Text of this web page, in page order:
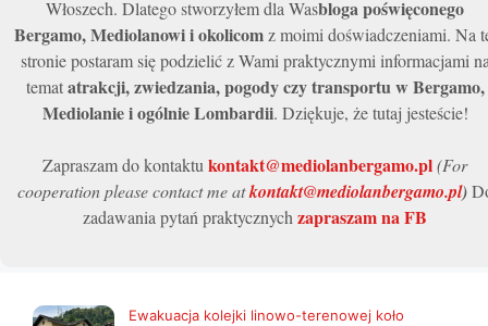
Włoszech. Dlatego stworzyłem dla Wasbloga poświęconego
Bergamo, Mediolanowi i okolicomz moimi doświadczeniami. Na
stronie postaram się podzielić z Wami praktycznymi informacjami
tematatrakcji, zwiedzania, pogody czy transportu w Bergamo,
Mediolanie i ogólnie Lombardii. Dziękuje, że tutaj jesteście!
Zapraszam do kontaktukontakt@mediolanbergamo.pl(For
cooperation please contact me atkontakt@mediolanbergamo.pl)
zadawania pytań praktycznychzapraszam na FB
Ewakuacja kolejki linowo-terenowej koło